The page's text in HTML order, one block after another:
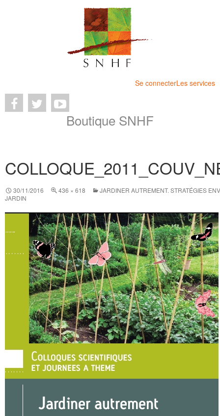
Se connecterLes services
Boutique SNHF
30/11/2016 436 × 618
JARDINER AUTREMENT. STRATÉGIES
JARDIN